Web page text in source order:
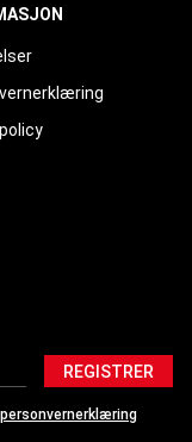
REGISTRER
personvernerklæring